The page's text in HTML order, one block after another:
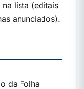
lista (editais
anunciados).
da Folha